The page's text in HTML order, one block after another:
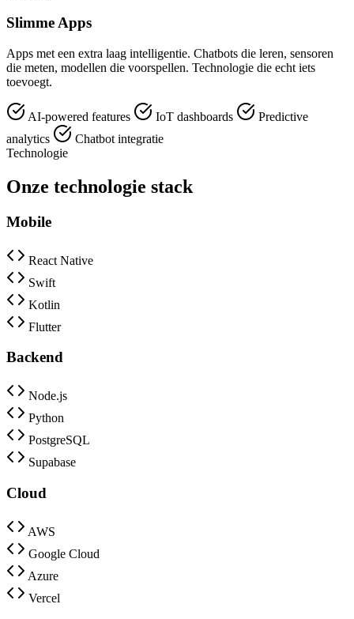
Slimme Apps
Apps met een extra laag intelligentie. Chatbots die leren, sensoren
die meten, modellen die voorspellen. Technologie die echt iets
toevoegt.
AI-powered features IoT dashboards
Predictive
analytics
Chatbot integratie
Technologie
Onze technologie stack
Mobile
React Native
Swift
Kotlin
Flutter
Backend
Node.js
Python
PostgreSQL
Supabase
Cloud
AWS
Google Cloud
Azure
Vercel